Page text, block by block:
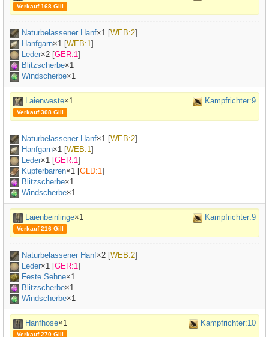
Verkauf 168 Gill
Naturbelassener Hanf×1 [WEB:2]
Hanfgarn×1 [WEB:1]
Leder×2 [GER:1]
Blitzscherbe×1
Windscherbe×1
Laienweste×1 Kampfrichter:9
Verkauf 308 Gill
Naturbelassener Hanf×1 [WEB:2]
Hanfgarn×1 [WEB:1]
Leder×1 [GER:1]
Kupferbarren×1 [GLD:1]
Blitzscherbe×1
Windscherbe×1
Laienbeinlinge×1 Kampfrichter:9
Verkauf 216 Gill
Naturbelassener Hanf×2 [WEB:2]
Leder×1 [GER:1]
Feste Sehne×1
Blitzscherbe×1
Windscherbe×1
Hanfhose×1 Kampfrichter:10
Verkauf 270 Gill